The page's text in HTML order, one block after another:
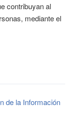
contribuyan al
mediante el
de la Información